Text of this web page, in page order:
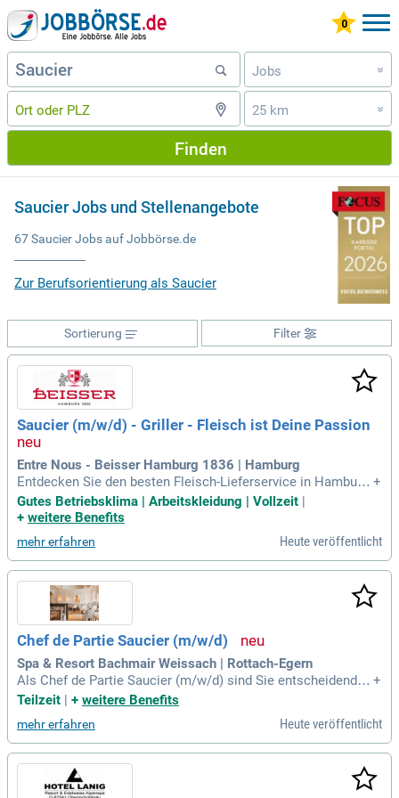
Jobs »
25 km »
Finden
Saucier Jobs und Stellenangebote
67 Saucier Jobs auf Jobbörse.de
Zur Berufsorientierung als Saucier
Filter
Sortierung
Saucier (m/w/d) - Griller - Fleisch ist Deine Passion
Entre Nous - Beisser Hamburg 1836 | Hamburg
Entdecken Sie den besten Fleisch-Lieferservice in Hamburg!
Seit über 185 Jahren bieten wir hochwertiges Fleisch aus ei
gener Produktion, ergänzt durch kreative Beilagen. Unser m
t und exzellenten Kundenservice. Arbeiten Sie in Vollzeit in
einem kleinen, motivierten Team, das Ihre Ideen schätzt und
gemeinsam wächst. Genießen Sie geregelte Arbeitszeiten u
nd faire Bedingungen, während Sie Teil eines vielverspreche
nden Projekts werden. Bewerben Sie sich jetzt und bringen
Sie Ihre Leidenschaft für gute Produkte in unser Unternehm
en ein!
+
Gutes Betriebsklima | Arbeitskleidung | Vollzeit |
+ weitere Benefits
mehr erfahren Heute veröffentlicht
Chef de Partie Saucier (m/w/d)
Spa & Resort Bachmair Weissach | Rottach-Egern
Als Chef de Partie Saucier (m/w/d) sind Sie entscheidend fü
r einen reibungslosen Küchenablauf. Sie achten besonders
mitteln und deren korrekte Lagerung. Ihre Mitverantwortung
erstreckt sich auf die Planung und präzise Kalkulation von B
estellungen für eine effiziente Warenwirtschaft. Zudem schu
len Sie neue Teammitglieder und Auszubildende, um die Küc
henabläufe zu optimieren. Ihr Engagement fördert ein motivi
+
Teilzeit
+ weitere Benefits
mehr erfahren Heute veröffentlicht